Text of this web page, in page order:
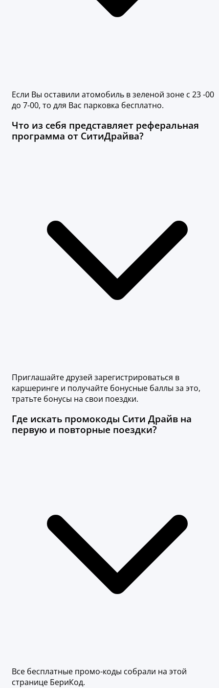
Если Вы оставили атомобиль в зеленой зоне с 23 -00
до 7-00, то для Вас парковка бесплатно.
Что из себя представляет реферальная
программа от СитиДрайва?
Приглашайте друзей зарегистрироваться в
каршеринге и получайте бонусные баллы за это,
тратьте бонусы на свои поездки.
Где искать промокоды Сити Драйв на
первую и повторные поездки?
Все бесплатные промо-коды собрали на этой
странице БериКод.